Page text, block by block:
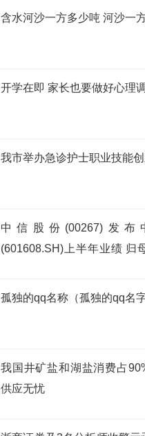
含水河沙一方多少吨 河沙一
开学在即 家长也要做好心理
我市举办急诊护士职业技能
中信股份(00267)发布
(601608.SH)上半年业绩 归
孤独的qq名称（孤独的qq名字
我国井矿盐和湖盐消费占
供应无忧